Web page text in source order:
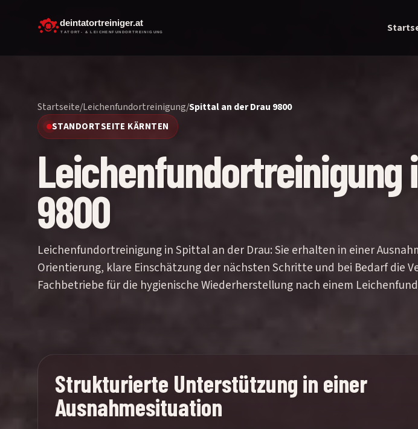
Startseite/Leichenfundortreinigung/Spittal an der Drau 9800
STANDORTSEITE KÄRNTEN
Leichenfundortreinigung
9800
Leichenfundortreinigung in Spittal an der Drau: Sie erhalten in einer
Orientierung, klare Einschätzung der nächsten Schritte und bei Bedarf die
Fachbetriebe für die hygienische Wiederherstellung nach einem
Strukturierte Unterstützung in einer
Ausnahmesituation